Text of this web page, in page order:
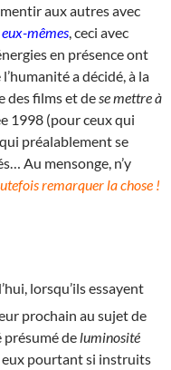
aux autres avec
mêmes , ceci avec
en présence ont
a décidé, à la
des films et de se mettre à
1998 (pour ceux qui
préalablement se
Au mensonge, n’y
remarquer la chose !
lorsqu’ils essayent
prochain au sujet de
présumé de luminosité
, eux pourtant si instruits